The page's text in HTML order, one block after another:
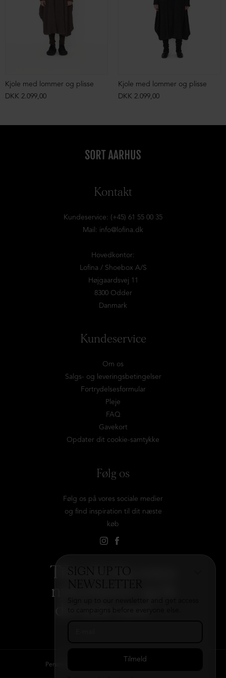
SIGN UP TO
Kjole med lommer og plisse
DKK 2.099,00
Kjole med lommer og plisse
DKK 2.099,00
Kontakt
Kundeservice: (+45) 61 55 00 35
Mail: info@lofina.dk
Hovedkontor:
Lofina / Shoebox A/S
Højgaardsvej 11
8300 Odder
Danmark
Kundeservice
Om os
Salgs- og leveringsbetingelser
Fortrydelsesformular
Pleje
FAQ
Gavekort
Opdater dit cookie-samtykke
Følg os
Følg os på vores sociale medier
og find inspiration til dit næste
køb
Tilmeld dig vores
nyhedsbrev og få
Persondatapolitik